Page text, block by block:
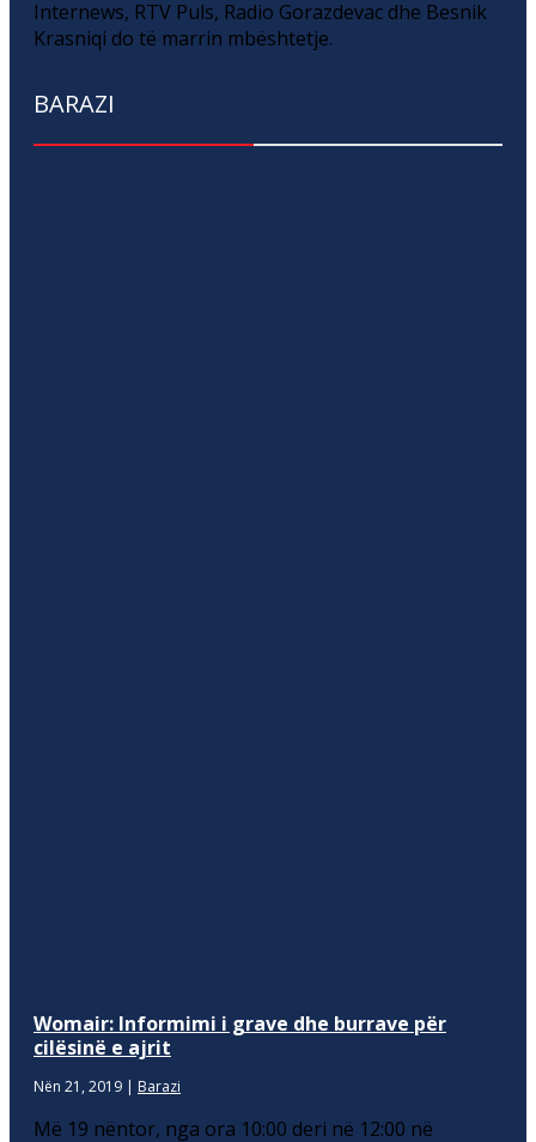
Internews, RTV Puls, Radio Gorazdevac dhe Besnik
Krasniqi do të marrin mbështetje.
BARAZI
Womair: Informimi i grave dhe burrave për
cilësinë e ajrit
Nën 21, 2019 | Barazi
Më 19 nëntor, nga ora 10:00 deri në 12:00 në